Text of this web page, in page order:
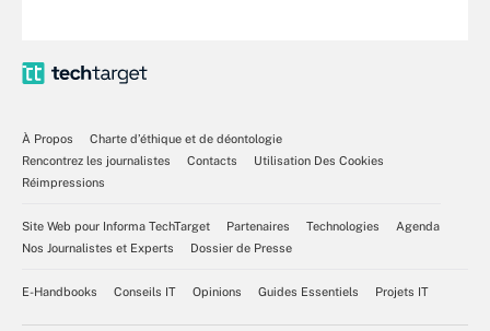
À Propos
Charte d’éthique et de déontologie
Rencontrez les journalistes
Contacts
Utilisation Des Cookies
Réimpressions
Site Web pour Informa TechTarget Partenaires Technologies
Agenda
Nos Journalistes et Experts
Dossier de Presse
E-Handbooks Conseils IT Opinions Guides Essentiels Projets IT